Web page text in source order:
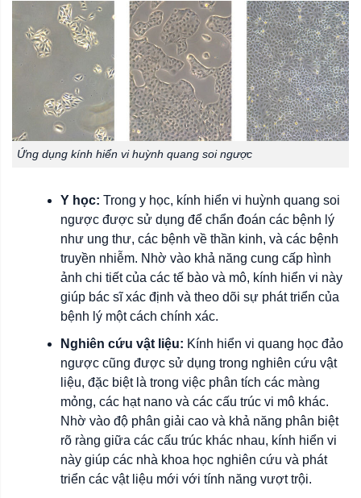
Ứng dụng kính hiển vi huỳnh quang soi ngược
Y học: Trong y học, kính hiển vi huỳnh quang soi
ngược được sử dụng để chẩn đoán các bệnh lý
như ung thư, các bệnh về thần kinh, và các bệnh
truyền nhiễm. Nhờ vào khả năng cung cấp hình
ảnh chi tiết của các tế bào và mô, kính hiển vi này
giúp bác sĩ xác định và theo dõi sự phát triển của
bệnh lý một cách chính xác.
Nghiên cứu vật liệu: Kính hiển vi quang học đảo
ngược cũng được sử dụng trong nghiên cứu vật
liệu, đặc biệt là trong việc phân tích các màng
mỏng, các hạt nano và các cấu trúc vi mô khác.
Nhờ vào độ phân giải cao và khả năng phân biệt
rõ ràng giữa các cấu trúc khác nhau, kính hiển vi
này giúp các nhà khoa học nghiên cứu và phát
triển các vật liệu mới với tính năng vượt trội.